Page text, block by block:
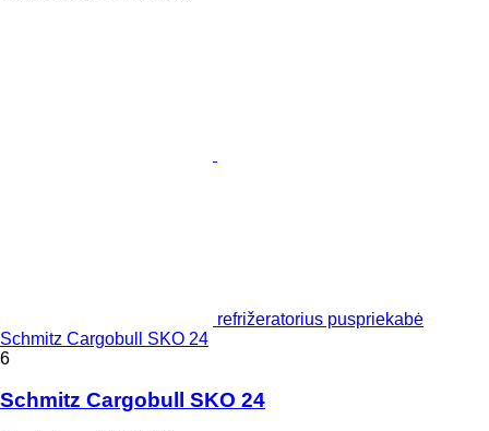
refrižeratorius puspriekabė
Schmitz Cargobull SKO 24
6
Schmitz Cargobull SKO 24